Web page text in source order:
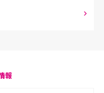
報